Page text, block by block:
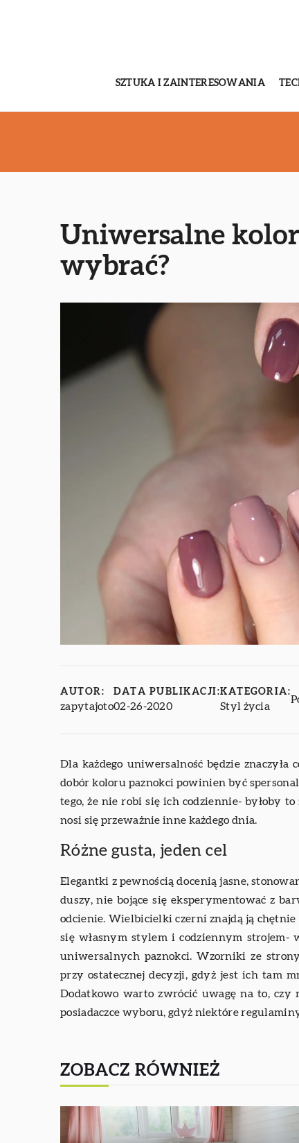
SZTUKA I ZAINTERESOWANIA
Uniwersalne
wybrać?
AUTOR:
zapytajoto
DATA PUBLIKACJI:
02-26-2020
KATEGORIA:
Styl życia
Dla każdego uniwersalność będzie
dobór koloru paznokci powinien być
tego, że nie robi się ich codziennie- byłoby
nosi się przeważnie inne każdego dnia.
Różne gusta, jeden cel
Elegantki z pewnością docenią jasne,
duszy, nie bojące się eksperymentować z
odcienie. Wielbicielki czerni znajdą ją
się własnym stylem i codziennym strojem-
uniwersalnych paznokci. Wzorniki ze
przy ostatecznej decyzji, gdyż jest ich tam
Dodatkowo warto zwrócić uwagę na to, czy
posiadaczce wyboru, gdyż niektóre
ZOBACZ RÓWNIEŻ